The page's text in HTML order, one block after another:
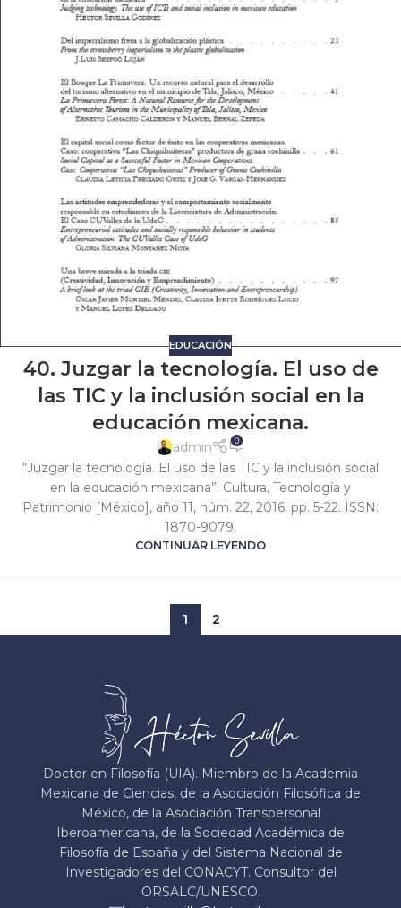
EDUCACIÓN
40. Juzgar la tecnología. El uso de
las TIC y la inclusión social en la
educación mexicana.
admin 0
“Juzgar la tecnología. El uso de las TIC y la inclusión social
en la educación mexicana”. Cultura, Tecnología y
Patrimonio [México], año 11, núm. 22, 2016, pp. 5-22. ISSN:
1870-9079.
CONTINUAR LEYENDO
1 2
Doctor en Filosofía (UIA). Miembro de la Academia
Mexicana de Ciencias, de la Asociación Filosófica de
México, de la Asociación Transpersonal
Iberoamericana, de la Sociedad Académica de
Filosofía de España y del Sistema Nacional de
Investigadores del CONACYT. Consultor del
ORSALC/UNESCO.